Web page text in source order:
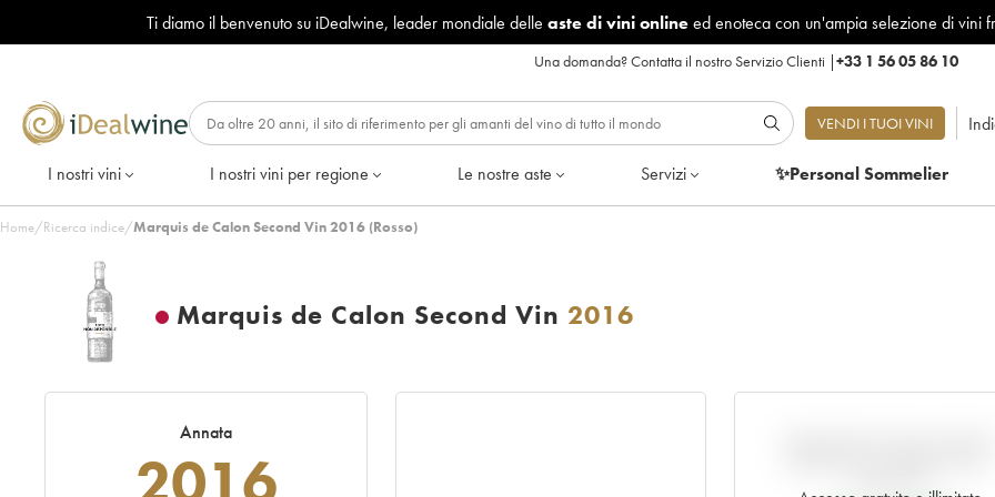
Ti diamo il benvenuto su iDealwine, leader mondiale delle aste di vini onlineed enoteca con un'ampia selezione di vini
Una domanda?Contatta il nostro Servizio Clienti |+33 1 56 05 86 10
VENDI I TUOI VINI
I nostri vini I nostri vini per regione Le nostre aste Servizi ✨Personal Sommelier
Home/Ricerca indice/Marquis de Calon Second Vin 2016 (Rosso)
Marquis de Calon Second Vin 2016
Annata